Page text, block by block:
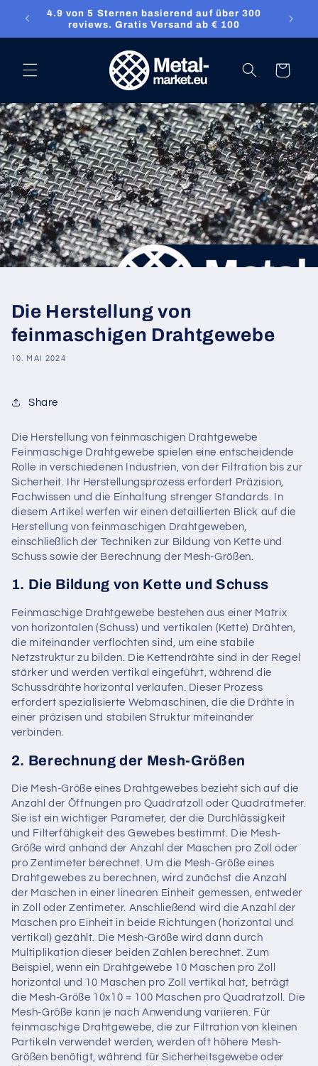
Direkt zum
Inhalt
4.9 von 5 Sternen basierend auf über 300
reviews. Gratis Versand ab € 100
Warenkorb
Die Herstellung von
feinmaschigen Drahtgewebe
10. MAI 2024
Share
Die Herstellung von feinmaschigen Drahtgewebe
Feinmaschige Drahtgewebe spielen eine entscheidende
Rolle in verschiedenen Industrien, von der Filtration bis zur
Sicherheit. Ihr Herstellungsprozess erfordert Präzision,
Fachwissen und die Einhaltung strenger Standards. In
diesem Artikel werfen wir einen detaillierten Blick auf die
Herstellung von feinmaschigen Drahtgeweben,
einschließlich der Techniken zur Bildung von Kette und
Schuss sowie der Berechnung der Mesh-Größen.
1. Die Bildung von Kette und Schuss
Feinmaschige Drahtgewebe bestehen aus einer Matrix
von horizontalen (Schuss) und vertikalen (Kette) Drähten,
die miteinander verflochten sind, um eine stabile
Netzstruktur zu bilden. Die Kettendrähte sind in der Regel
stärker und werden vertikal eingeführt, während die
Schussdrähte horizontal verlaufen. Dieser Prozess
erfordert spezialisierte Webmaschinen, die die Drähte in
einer präzisen und stabilen Struktur miteinander
verbinden.
2. Berechnung der Mesh-Größen
Die Mesh-Größe eines Drahtgewebes bezieht sich auf die
Anzahl der Öffnungen pro Quadratzoll oder Quadratmeter.
Sie ist ein wichtiger Parameter, der die Durchlässigkeit
und Filterfähigkeit des Gewebes bestimmt. Die Mesh-
Größe wird anhand der Anzahl der Maschen pro Zoll oder
pro Zentimeter berechnet. Um die Mesh-Größe eines
Drahtgewebes zu berechnen, wird zunächst die Anzahl
der Maschen in einer linearen Einheit gemessen, entweder
in Zoll oder Zentimeter. Anschließend wird die Anzahl der
Maschen pro Einheit in beide Richtungen (horizontal und
vertikal) gezählt. Die Mesh-Größe wird dann durch
Multiplikation dieser beiden Zahlen berechnet. Zum
Beispiel, wenn ein Drahtgewebe 10 Maschen pro Zoll
horizontal und 10 Maschen pro Zoll vertikal hat, beträgt
die Mesh-Größe 10x10 = 100 Maschen pro Quadratzoll. Die
Mesh-Größe kann je nach Anwendung variieren. Für
feinmaschige Drahtgewebe, die zur Filtration von kleinen
Partikeln verwendet werden, werden oft höhere Mesh-
Größen benötigt, während für Sicherheitsgewebe oder